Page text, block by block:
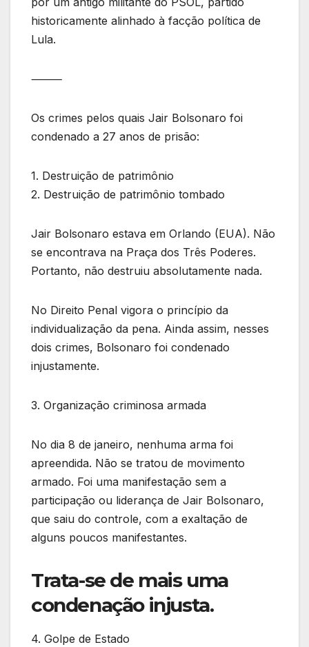
historicamente alinhado à facção política de
Lula.
⸻
Os crimes pelos quais Jair Bolsonaro foi
condenado a 27 anos de prisão:
1. Destruição de patrimônio
2. Destruição de patrimônio tombado
Jair Bolsonaro estava em Orlando (EUA). Não
se encontrava na Praça dos Três Poderes.
Portanto, não destruiu absolutamente nada.
No Direito Penal vigora o princípio da
individualização da pena. Ainda assim, nesses
dois crimes, Bolsonaro foi condenado
injustamente.
3. Organização criminosa armada
No dia 8 de janeiro, nenhuma arma foi
apreendida. Não se tratou de movimento
armado. Foi uma manifestação sem a
participação ou liderança de Jair Bolsonaro,
que saiu do controle, com a exaltação de
alguns poucos manifestantes.
Trata-se de mais uma
condenação injusta.
4. Golpe de Estado